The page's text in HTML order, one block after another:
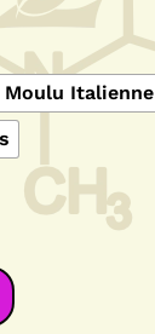
Moulu Italienne